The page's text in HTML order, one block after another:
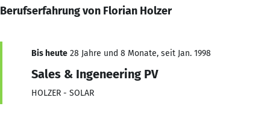
Berufserfahrung von Florian Holzer
Bis heute 28 Jahre und 8 Monate, seit Jan. 1998
Sales & Ingeneering PV
HOLZER - SOLAR